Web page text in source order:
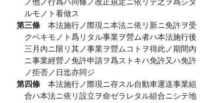
ルモノト看做ス
第三條 本法施行ノ際現ニ本法ニ依リ新ニ免許ヲ受
クベキモノト爲リタル事業ヲ營ム者ハ本法施行後
三月內ニ限リ其ノ事業ヲ營ムコトヲ得此ノ期間內
ニ事業經營ノ免許申請ヲ爲ストキハ免許又ハ免許
ノ拒否ノ日迄亦同ジ
第四條 本法施行ノ際現ニ存スル自動車運送事業組
合ハ本法ニ依リ設立ヲ命ゼラレタル組合ニシテ地